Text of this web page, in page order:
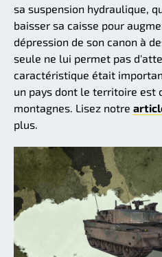
sa suspension hydraulique,
baisser sa caisse pour
dépression de son canon à
seule ne lui permet pas
caractéristique était
un pays dont le territoire est
montagnes. Lisez notre
plus.